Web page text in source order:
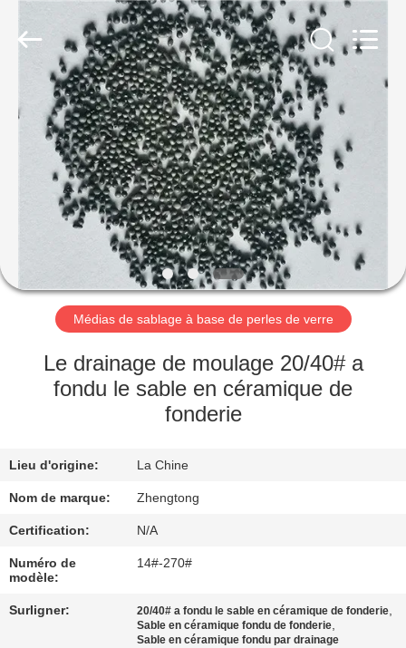
MAISON
PRODUITS
VIDÉOS
AU
SUJET
NOUS
CONTRÔLE
DE
QUALITÉ
CONTACTEZ-
Abrasive
Import&Export
Médias de sablage à base de perles de verre
Le drainage de moulage 20/40# a
fondu le sable en céramique de
fonderie
Lieu d'origine: La Chine
Nom de marque: Zhengtong
Certification: N/A
Numéro de
modèle:
14#-270#
Surligner: 20/40# a fondu le sable en céramique de fonderie,
Sable en céramique fondu de fonderie,
Sable en céramique fondu par drainage